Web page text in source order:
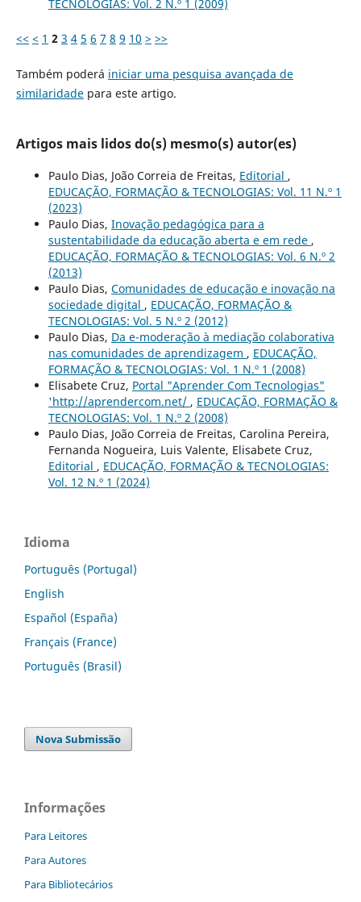
TECNOLOGIAS: Vol. 2 N.º 1 (2009)
<< < 1 2 3 4 5 6 7 8 9 10 > >>
Também poderá iniciar uma pesquisa avançada de
similaridadepara este artigo.
Artigos mais lidos do(s) mesmo(s) autor(es)
Paulo Dias, João Correia de Freitas, Editorial ,
EDUCAÇÃO, FORMAÇÃO & TECNOLOGIAS: Vol. 11 N.º 1
(2023)
Paulo Dias, Inovação pedagógica para a
sustentabilidade da educação aberta e em rede ,
EDUCAÇÃO, FORMAÇÃO & TECNOLOGIAS: Vol. 6 N.º 2
(2013)
Paulo Dias, Comunidades de educação e inovação na
sociedade digital , EDUCAÇÃO, FORMAÇÃO &
TECNOLOGIAS: Vol. 5 N.º 2 (2012)
Paulo Dias, Da e-moderação à mediação colaborativa
nas comunidades de aprendizagem , EDUCAÇÃO,
FORMAÇÃO & TECNOLOGIAS: Vol. 1 N.º 1 (2008)
Elisabete Cruz, Portal "Aprender Com Tecnologias"
'http://aprendercom.net/ , EDUCAÇÃO, FORMAÇÃO &
TECNOLOGIAS: Vol. 1 N.º 2 (2008)
Paulo Dias, João Correia de Freitas, Carolina Pereira,
Fernanda Nogueira, Luis Valente, Elisabete Cruz,
Editorial , EDUCAÇÃO, FORMAÇÃO & TECNOLOGIAS:
Vol. 12 N.º 1 (2024)
Idioma
Português (Portugal)
English
Español (España)
Français (France)
Português (Brasil)
Nova Submissão
Informações
Para Leitores
Para Autores
Para Bibliotecários